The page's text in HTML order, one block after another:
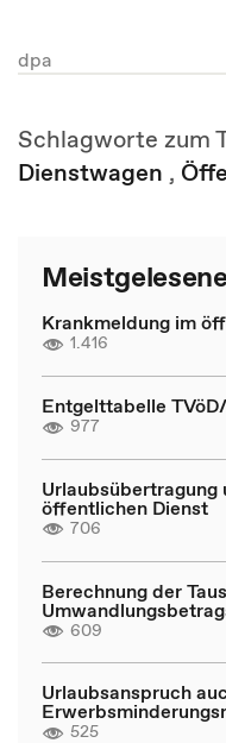
dpa
Schlagworte zum
Dienstwagen ,
Krankmeldung im
1.416
Entgelttabelle
977
öffentlichen Dienst
706
Berechnung der
609
Urlaubsanspruch
525